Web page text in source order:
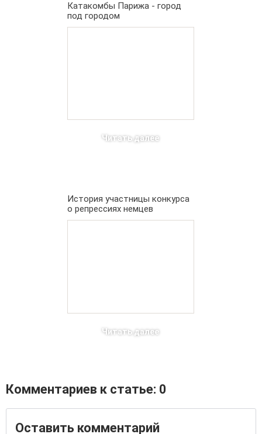
Катакомбы Парижа - город
под городом
Читать далее
История участницы конкурса
о репрессиях немцев
Читать далее
Комментариев к статье: 0
Оставить комментарий